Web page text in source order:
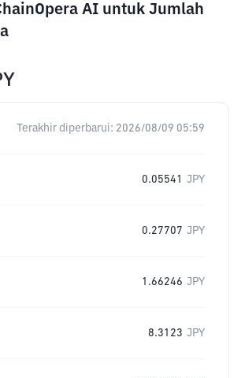
AI untuk Jumlah
Terakhir diperbarui: 2026/08/09 05:59
0.05541 JPY
0.27707 JPY
1.66246 JPY
8.3123 JPY